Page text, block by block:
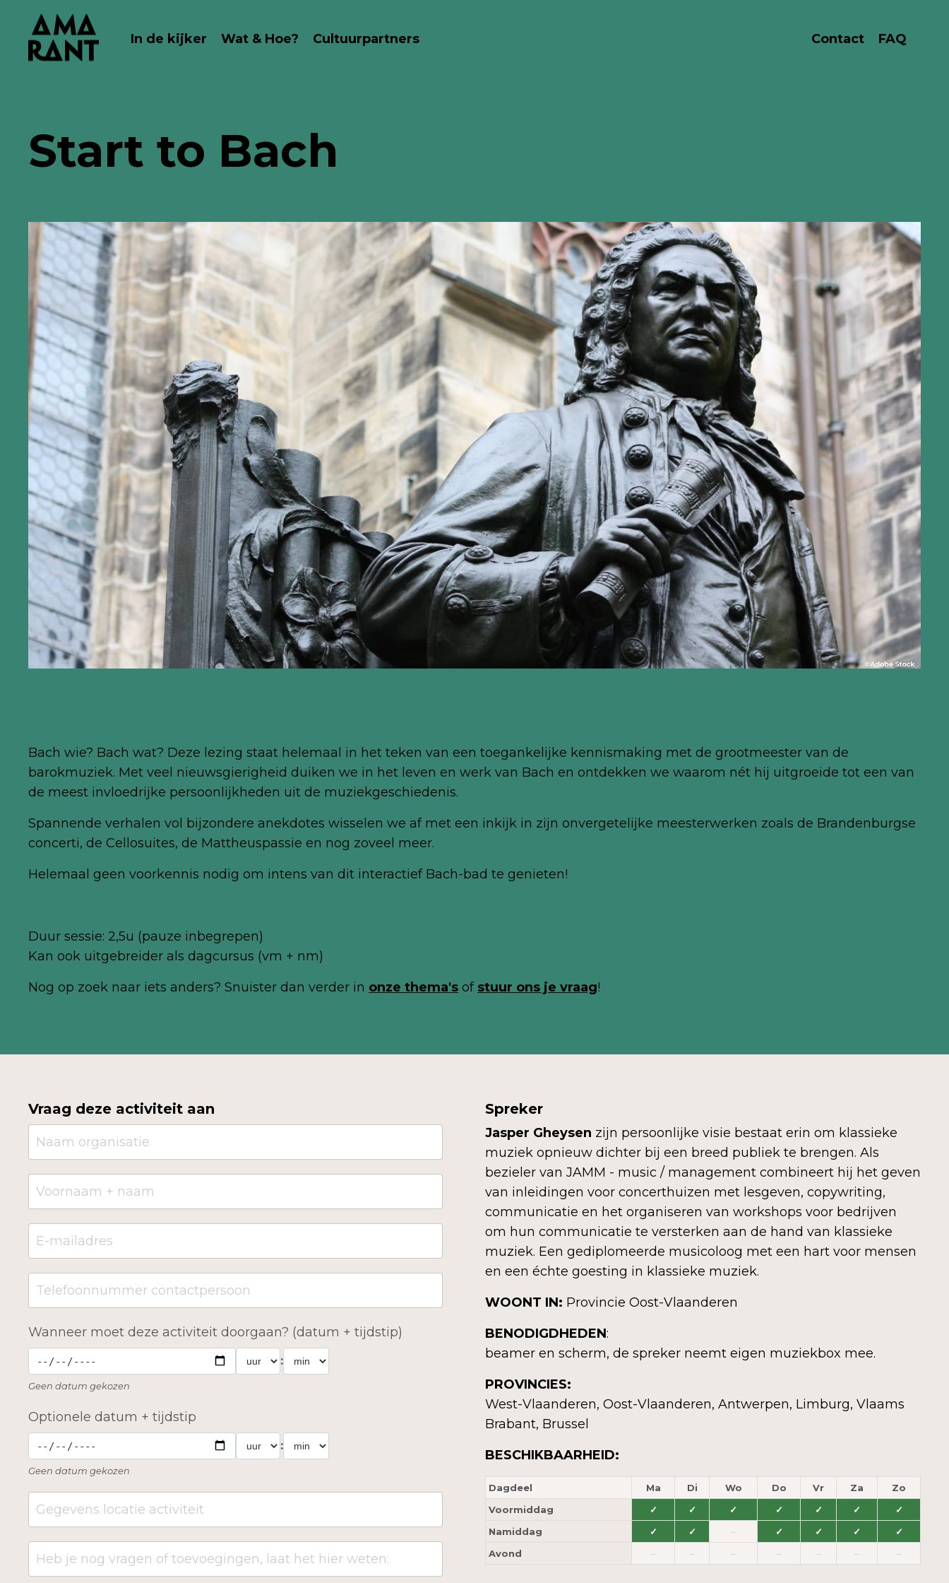
In de kijker Wat & Hoe? Cultuurpartners Contact FAQ
Start to Bach
Bach wie? Bach wat? Deze lezing staat helemaal in het teken van een toegankelijke kennismaking met de grootmeester van de
barokmuziek. Met veel nieuwsgierigheid duiken we in het leven en werk van Bach en ontdekken we waarom nét hij uitgroeide tot een van
de meest invloedrijke persoonlijkheden uit de muziekgeschiedenis.
Spannende verhalen vol bijzondere anekdotes wisselen we af met een inkijk in zijn onvergetelijke meesterwerken zoals de Brandenburgse
concerti, de Cellosuites, de Mattheuspassie en nog zoveel meer.
Helemaal geen voorkennis nodig om intens van dit interactief Bach-bad te genieten!
Duur sessie: 2,5u (pauze inbegrepen)
Kan ook uitgebreider als dagcursus (vm + nm)
Nog op zoek naar iets anders? Snuister dan verder in onze thema's of stuur ons je vraag!
Vraag deze activiteit aan
Wanneer moet deze activiteit doorgaan? (datum + tijdstip)
:
Geen datum gekozen
Optionele datum + tijdstip
:
Geen datum gekozen
Spreker
Jasper Gheysen zijn persoon­lijke visie bestaat erin om klassieke
muziek opnieuw dichter bij een breed publiek te brengen. Als
bezieler van JAMM - music / manage­ment combineert hij het geven
van inleidingen voor concerthuizen met lesgeven, copywri­ting,
communi­catie en het organi­seren van workshops voor bedrijven
om hun communi­catie te versterken aan de hand van klassieke
muziek. Een gediplo­meerde musico­loog met een hart voor mensen
en een échte goesting in klassieke muziek.
WOONT IN: Provincie Oost-Vlaanderen
BENODIGDHEDEN:
beamer en scherm, de spreker neemt eigen muziekbox mee.
PROVINCIES:
West-Vlaanderen, Oost-Vlaanderen, Antwerpen, Limburg, Vlaams
Brabant, Brussel
BESCHIKBAARHEID:
Dagdeel Ma Di Wo Do Vr Za
Zo
Voormiddag
✓ ✓ ✓ ✓ ✓ ✓
✓
Namiddag
✓ ✓ – ✓ ✓ ✓
✓
Avond
– – – – – – –